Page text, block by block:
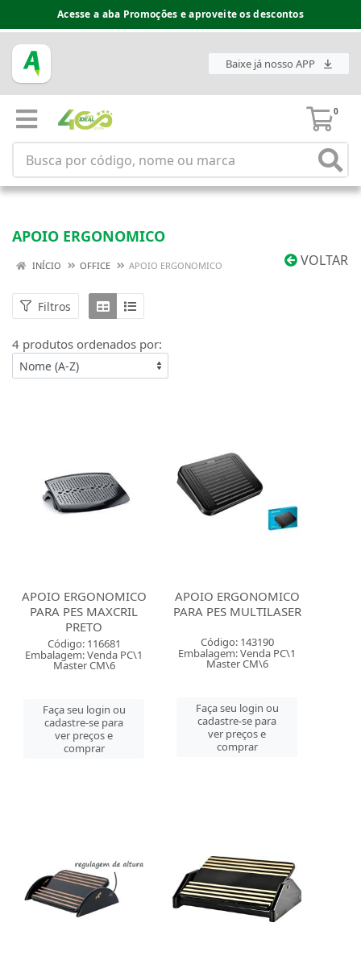
Acesse a aba Promoções e aproveite os descontos
Baixe já nosso APP
0
APOIO ERGONOMICO
VOLTAR
INÍCIO OFFICE APOIO ERGONOMICO
Filtros
4 produtos ordenados por:
APOIO ERGONOMICO
PARA PES MAXCRIL
PRETO
Código: 116681
Embalagem: Venda PC\1
Master CM\6
Faça seu login ou
cadastre-se para
ver preços e
comprar
APOIO ERGONOMICO
PARA PES MULTILASER
Código: 143190
Embalagem: Venda PC\1
Master CM\6
Faça seu login ou
cadastre-se para
ver preços e
comprar